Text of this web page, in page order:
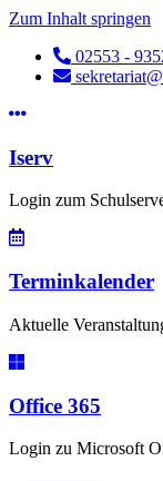
Zum Inhalt springen
02553 -
Iserv
Login zum
Terminkalender
Aktuelle
Office 365
Login zu Microsoft